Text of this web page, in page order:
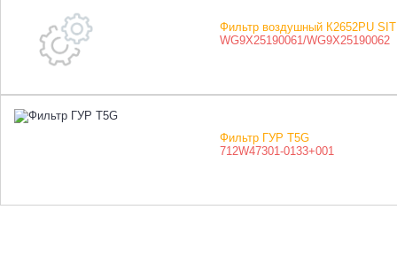
Фильтр воздушный К2652PU
WG9X25190061/WG9X25190062
Фильтр ГУР T5G
712W47301-0133+001